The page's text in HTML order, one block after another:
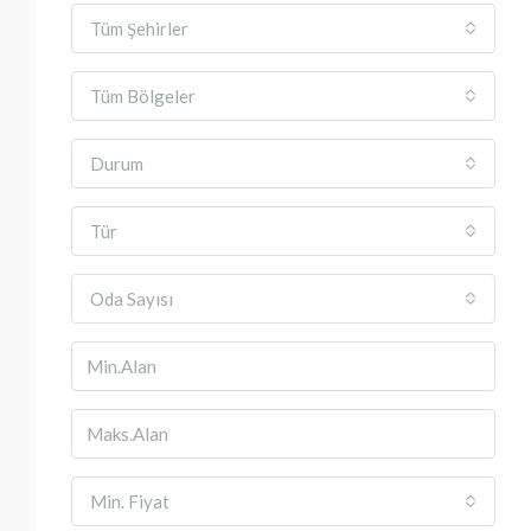
Tüm Şehirler
Tüm Bölgeler
Durum
Tür
Oda Sayısı
Min. Fiyat